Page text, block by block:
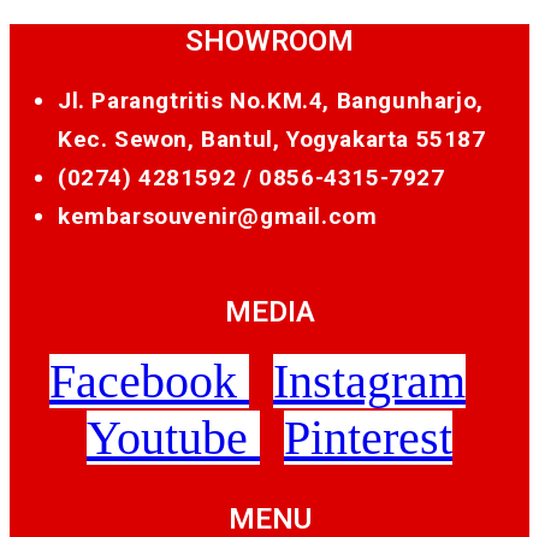
SHOWROOM
Jl. Parangtritis No.KM.4, Bangunharjo,
Kec. Sewon, Bantul, Yogyakarta 55187
(0274) 4281592 / 0856-4315-7927
kembarsouvenir@gmail.com
MEDIA
Facebook
Instagram
Youtube
Pinterest
MENU